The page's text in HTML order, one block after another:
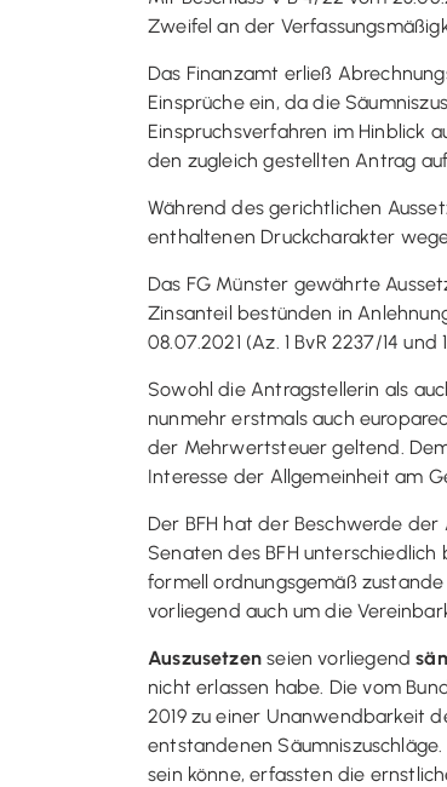
Zweifel an der
Das Finanzamt erließ
Einsprüche ein, da die
Einspruchsverfahren im Hinblick
den zugleich gestellten Antrag
Während des gerichtlichen
enthaltenen Druckcharakter
Das FG Münster gewährte
Zinsanteil bestünden in
08.07.2021 (Az. 1 BvR 2237/14
Sowohl die Antragstellerin als
nunmehr erstmals auch
der Mehrwertsteuer geltend.
Interesse der Allgemeinheit am
Der BFH hat der Beschwerde
Senaten des BFH
formell ordnungsgemäß
vorliegend auch um die
Auszusetzenseien vorliegend
nicht erlassen habe. Die vom
2019 zu einer Unanwendbarkeit
entstandenen
sein könne, erfassten die